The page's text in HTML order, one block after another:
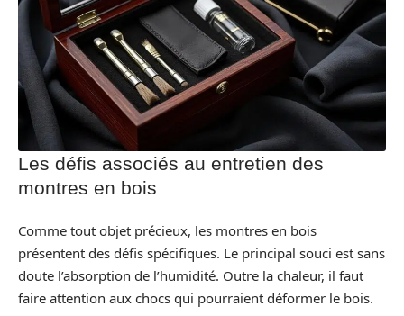
Les défis associés au entretien des
montres en bois
Comme tout objet précieux, les montres en bois
présentent des défis spécifiques. Le principal souci est sans
doute l’absorption de l’humidité. Outre la chaleur, il faut
faire attention aux chocs qui pourraient déformer le bois.